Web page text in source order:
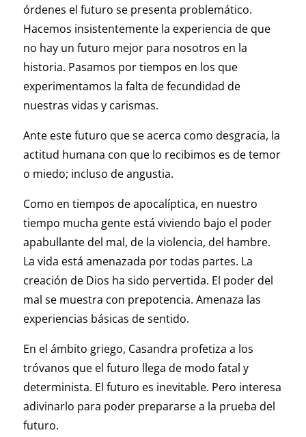
órdenes el futuro se presenta problemático.
Hacemos insistentemente la experiencia de que
no hay un futuro mejor para nosotros en la
historia. Pasamos por tiempos en los que
experimentamos la falta de fecundidad de
nuestras vidas y carismas.
Ante este futuro que se acerca como desgracia, la
actitud humana con que lo recibimos es de temor
o miedo; incluso de angustia.
Como en tiempos de apocalíptica, en nuestro
tiempo mucha gente está viviendo bajo el poder
apabullante del mal, de la violencia, del hambre.
La vida está amenazada por todas partes. La
creación de Dios ha sido pervertida. El poder del
mal se muestra con prepotencia. Amenaza las
experiencias básicas de sentido.
En el ámbito griego, Casandra profetiza a los
tróvanos que el futuro llega de modo fatal y
determinista. El futuro es inevitable. Pero interesa
adivinarlo para poder prepararse a la prueba del
futuro.